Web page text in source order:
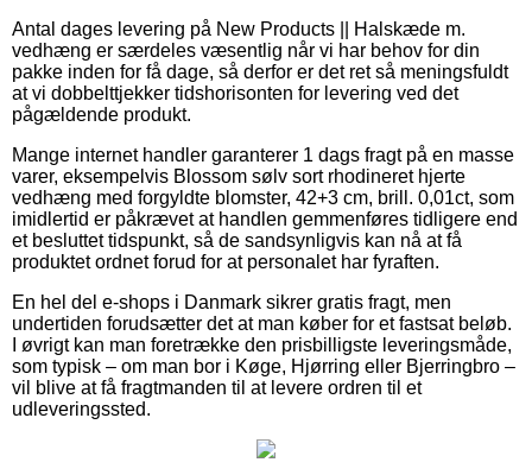
Antal dages levering på New Products || Halskæde m.
vedhæng er særdeles væsentlig når vi har behov for din
pakke inden for få dage, så derfor er det ret så meningsfuldt
at vi dobbelttjekker tidshorisonten for levering ved det
pågældende produkt.
Mange internet handler garanterer 1 dags fragt på en masse
varer, eksempelvis Blossom sølv sort rhodineret hjerte
vedhæng med forgyldte blomster, 42+3 cm, brill. 0,01ct, som
imidlertid er påkrævet at handlen gemmenføres tidligere end
et besluttet tidspunkt, så de sandsynligvis kan nå at få
produktet ordnet forud for at personalet har fyraften.
En hel del e-shops i Danmark sikrer gratis fragt, men
undertiden forudsætter det at man køber for et fastsat beløb.
I øvrigt kan man foretrække den prisbilligste leveringsmåde,
som typisk – om man bor i Køge, Hjørring eller Bjerringbro –
vil blive at få fragtmanden til at levere ordren til et
udleveringssted.